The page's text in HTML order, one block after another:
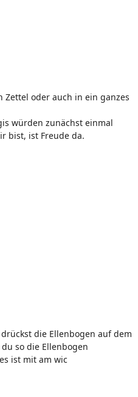
Zettel oder auch in ein ganzes
würden zunächst einmal
bist, ist Freude da.
die Ellenbogen auf dem
so die Ellenbogen
ist mit am wic